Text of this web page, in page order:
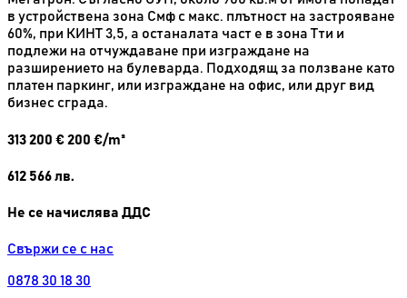
в устройствена зона Смф с макс. плътност на застрояване
60%, при КИНТ 3,5, а останалата част е в зона Тти и
подлежи на отчуждаване при изграждане на
разширението на булеварда. Подходящ за ползване като
платен паркинг, или изграждане на офис, или друг вид
бизнес сграда.
313 200 €200 €/m²
612 566лв.
Не се начислява ДДС
Свържи се с нас
0878 30 18 30